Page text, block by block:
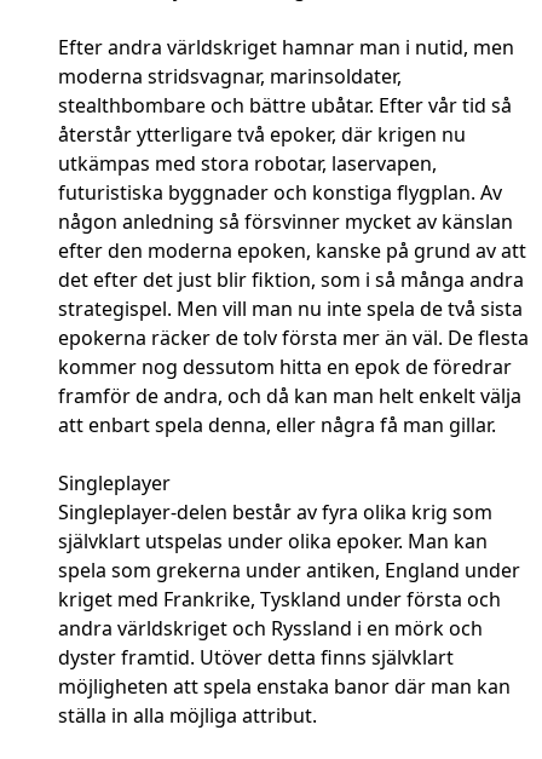
Efter andra världskriget hamnar man i nutid, men
moderna stridsvagnar, marinsoldater,
stealthbombare och bättre ubåtar. Efter vår tid så
återstår ytterligare två epoker, där krigen nu
utkämpas med stora robotar, laservapen,
futuristiska byggnader och konstiga flygplan. Av
någon anledning så försvinner mycket av känslan
efter den moderna epoken, kanske på grund av att
det efter det just blir fiktion, som i så många andra
strategispel. Men vill man nu inte spela de två sista
epokerna räcker de tolv första mer än väl. De flesta
kommer nog dessutom hitta en epok de föredrar
framför de andra, och då kan man helt enkelt välja
att enbart spela denna, eller några få man gillar.
Singleplayer
Singleplayer-delen består av fyra olika krig som
självklart utspelas under olika epoker. Man kan
spela som grekerna under antiken, England under
kriget med Frankrike, Tyskland under första och
andra världskriget och Ryssland i en mörk och
dyster framtid. Utöver detta finns självklart
möjligheten att spela enstaka banor där man kan
ställa in alla möjliga attribut.